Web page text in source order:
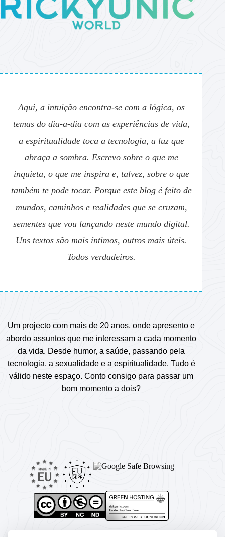
Aqui, a intuição encontra-se com a lógica, os
temas do dia-a-dia com as experiências de vida,
a espiritualidade toca a tecnologia, a luz que
abraça a sombra. Escrevo sobre o que me
inquieta, o que me inspira e, talvez, sobre o que
também te pode tocar. Porque este blog é feito de
mundos, caminhos e realidades que se cruzam,
sementes que vou lançando neste mundo digital.
Uns textos são mais íntimos, outros mais úteis.
Todos verdadeiros.
Um projecto com mais de 20 anos, onde apresento e
abordo assuntos que me interessam a cada momento
da vida. Desde humor, a saúde, passando pela
tecnologia, a sexualidade e a espiritualidade. Tudo é
válido neste espaço. Conto consigo para passar um
bom momento a dois?